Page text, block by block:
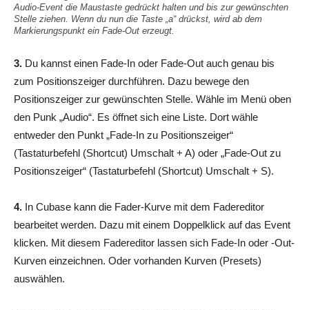
Audio-Event die Maustaste gedrückt halten und bis zur gewünschten
Stelle ziehen. Wenn du nun die Taste „a“ drückst, wird ab dem
Markierungspunkt ein Fade-Out erzeugt.
3. Du kannst einen Fade-In oder Fade-Out auch genau bis
zum Positionszeiger durchführen. Dazu bewege den
Positionszeiger zur gewünschten Stelle. Wähle im Menü oben
den Punk „Audio“. Es öffnet sich eine Liste. Dort wähle
entweder den Punkt „Fade-In zu Positionszeiger“
(Tastaturbefehl (Shortcut) Umschalt + A) oder „Fade-Out zu
Positionszeiger“ (Tastaturbefehl (Shortcut) Umschalt + S).
4. In Cubase kann die Fader-Kurve mit dem Fadereditor
bearbeitet werden. Dazu mit einem Doppelklick auf das Event
klicken. Mit diesem Fadereditor lassen sich Fade-In oder -Out-
Kurven einzeichnen. Oder vorhanden Kurven (Presets)
auswählen.